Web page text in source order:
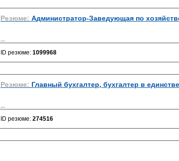
Резюме: Администратор-Заведующая по
...
ID резюме: 1099968
Резюме: Главный бухгалтер, бухгалтер в
...
ID резюме: 274516